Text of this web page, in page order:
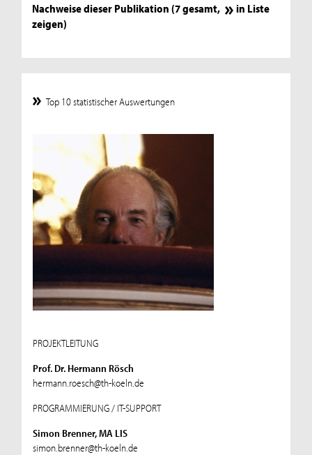
Nachweise dieser Publikation (7 gesamt,
in Liste
zeigen)
Top 10 statistischer Auswertungen
PROJEKTLEITUNG
Prof. Dr. Hermann Rösch
hermann.roesch@th-koeln.de
PROGRAMMIERUNG / IT-SUPPORT
Simon Brenner, MA LIS
simon.brenner@th-koeln.de